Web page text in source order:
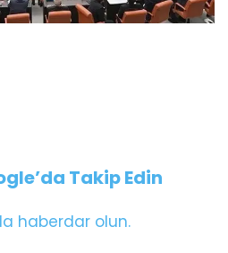
Takip Edin
haberdar olun.